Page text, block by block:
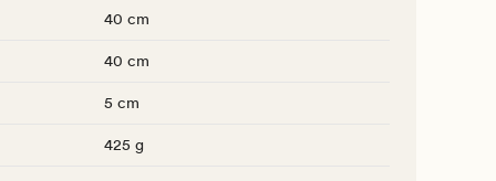
40 cm
40 cm
5 cm
425 g